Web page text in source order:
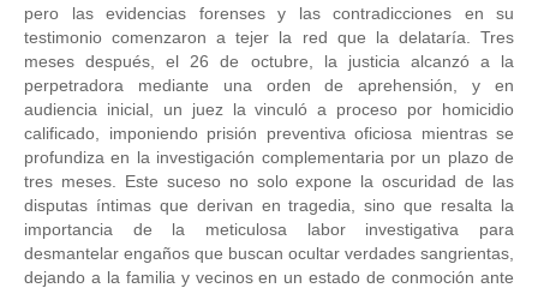
pero las evidencias forenses y las contradicciones en su
testimonio comenzaron a tejer la red que la delataría. Tres
meses después, el 26 de octubre, la justicia alcanzó a la
perpetradora mediante una orden de aprehensión, y en
audiencia inicial, un juez la vinculó a proceso por homicidio
calificado, imponiendo prisión preventiva oficiosa mientras se
profundiza en la investigación complementaria por un plazo de
tres meses. Este suceso no solo expone la oscuridad de las
disputas íntimas que derivan en tragedia, sino que resalta la
importancia de la meticulosa labor investigativa para
desmantelar engaños que buscan ocultar verdades sangrientas,
dejando a la familia y vecinos en un estado de conmoción ante